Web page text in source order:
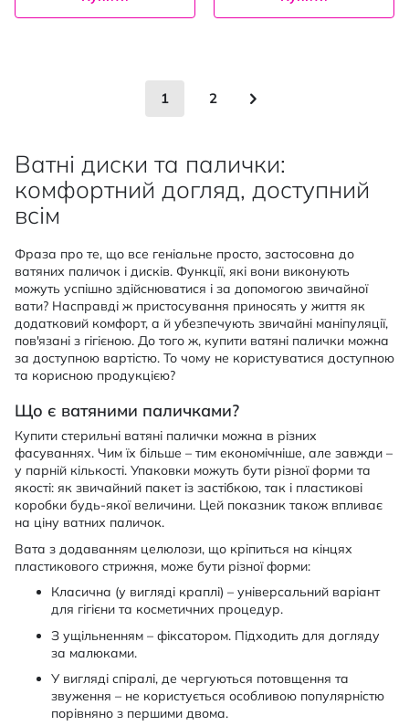
You're currently reading page
1 Сторінка
2 Сторінка
Наступне
Ватні диски та палички:
комфортний догляд, доступний
всім
Фраза про те, що все геніальне просто, застосовна до
ватяних паличок і дисків. Функції, які вони виконують
можуть успішно здійснюватися і за допомогою звичайної
вати? Насправді ж пристосування приносять у життя як
додатковий комфорт, а й убезпечують звичайні маніпуляції,
пов'язані з гігієною. До того ж, купити ватяні палички можна
за доступною вартістю. То чому не користуватися доступною
та корисною продукцією?
Що є ватяними паличками?
Купити стерильні ватяні палички можна в різних
фасуваннях. Чим їх більше – тим економічніше, але завжди –
у парній кількості. Упаковки можуть бути різної форми та
якості: як звичайний пакет із застібкою, так і пластикові
коробки будь-якої величини. Цей показник також впливає
на ціну ватних паличок.
Вата з додаванням целюлози, що кріпиться на кінцях
пластикового стрижня, може бути різної форми:
Класична (у вигляді краплі) – універсальний варіант
для гігієни та косметичних процедур.
З ущільненням – фіксатором. Підходить для догляду
за малюками.
У вигляді спіралі, де чергуються потовщення та
звуження – не користується особливою популярністю
порівняно з першими двома.